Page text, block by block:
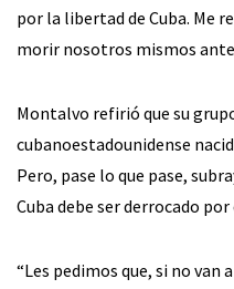
por la libertad de Cuba. Me
morir nosotros mismos
Montalvo refirió que su
cubanoestadounidense
Pero, pase lo que pase,
Cuba debe ser derrocado
“Les pedimos que, si no van